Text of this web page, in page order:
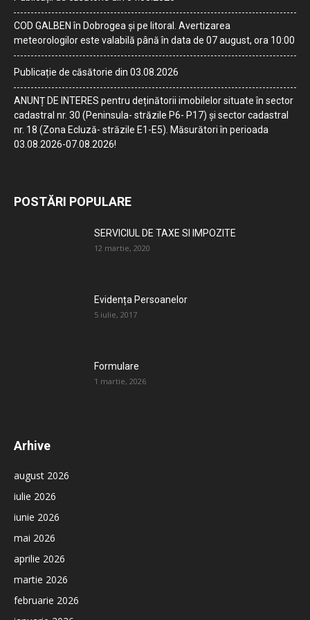
COD GALBEN în Dobrogea și pe litoral. Avertizarea
meteorologilor este valabilă până în data de 07 august, ora 10:00
Publicație de căsătorie din 03.08.2026
ANUNȚ DE INTERES pentru deținătorii imobilelor situate în sector
cadastral nr. 30 (Peninsula- străzile P6- P17) și sector cadastral
nr. 18 (Zona Ecluză- străzile E1-E5). Măsurători în perioada
03.08.2026-07.08.2026!
POSTĂRI POPULARE
SERVICIUL DE TAXE SI IMPOZITE
12 martie, 2020
Evidența Persoanelor
5 iulie, 2017
Formulare
1 martie, 2026
Arhive
august 2026
iulie 2026
iunie 2026
mai 2026
aprilie 2026
martie 2026
februarie 2026